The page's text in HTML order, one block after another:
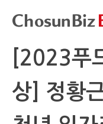
[2023푸
상] 정황